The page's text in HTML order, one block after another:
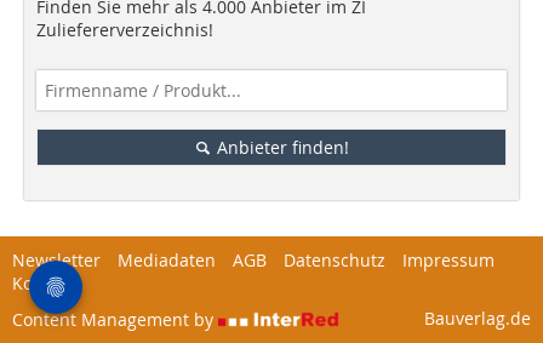
Finden Sie mehr als 4.000 Anbieter im ZI
Zuliefererverzeichnis!
Anbieter finden!
Newsletter Mediadaten AGB Datenschutz
Impressum
Kontakt
Content Management by
Bauverlag.de